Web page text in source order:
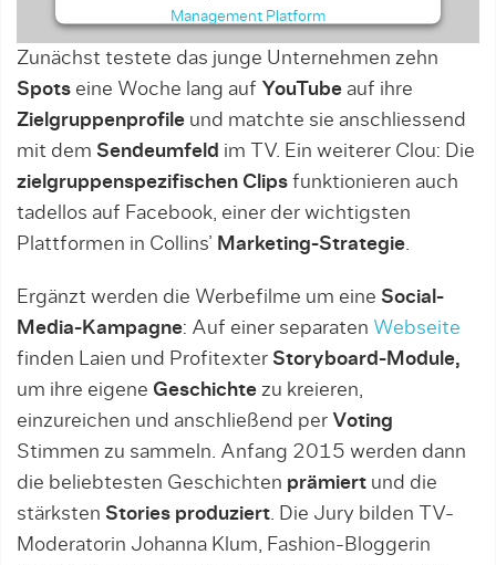
Management Platform
Zunächst testete das junge Unternehmen zehn
Spots eine Woche lang auf YouTube auf ihre
Zielgruppenprofile und matchte sie anschliessend
mit dem Sendeumfeld im TV. Ein weiterer Clou: Die
zielgruppenspezifischen Clips funktionieren auch
tadellos auf Facebook, einer der wichtigsten
Plattformen in Collins’ Marketing-Strategie.
Ergänzt werden die Werbefilme um eine Social-
Media-Kampagne: Auf einer separaten Webseite
finden Laien und Profitexter Storyboard-Module,
um ihre eigene Geschichte zu kreieren,
einzureichen und anschließend per Voting
Stimmen zu sammeln. Anfang 2015 werden dann
die beliebtesten Geschichten prämiert und die
stärksten Stories produziert. Die Jury bilden TV-
Moderatorin Johanna Klum, Fashion-Bloggerin